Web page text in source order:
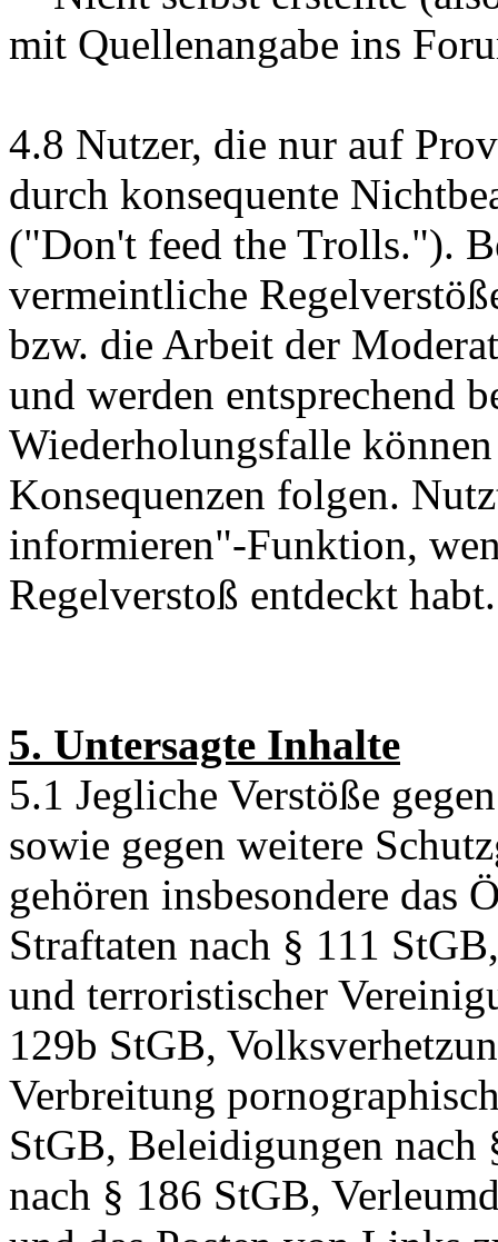
mit Quellenangabe ins
4.8 Nutzer, die nur auf
durch konsequente
("Don't feed the Trolls.").
vermeintliche
bzw. die Arbeit der
und werden entsprechend
Wiederholungsfalle
Konsequenzen folgen.
informieren"-Funktion,
Regelverstoß entdeckt habt.
5. Untersagte Inhalte
5.1 Jegliche Verstöße
sowie gegen weitere
gehören insbesondere das
Straftaten nach § 111
und terroristischer
129b StGB,
Verbreitung
StGB, Beleidigungen nach
nach § 186 StGB,